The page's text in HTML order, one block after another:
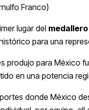
Franco)
lugar del medallero
para una
produjo para México
en una potencia
donde México